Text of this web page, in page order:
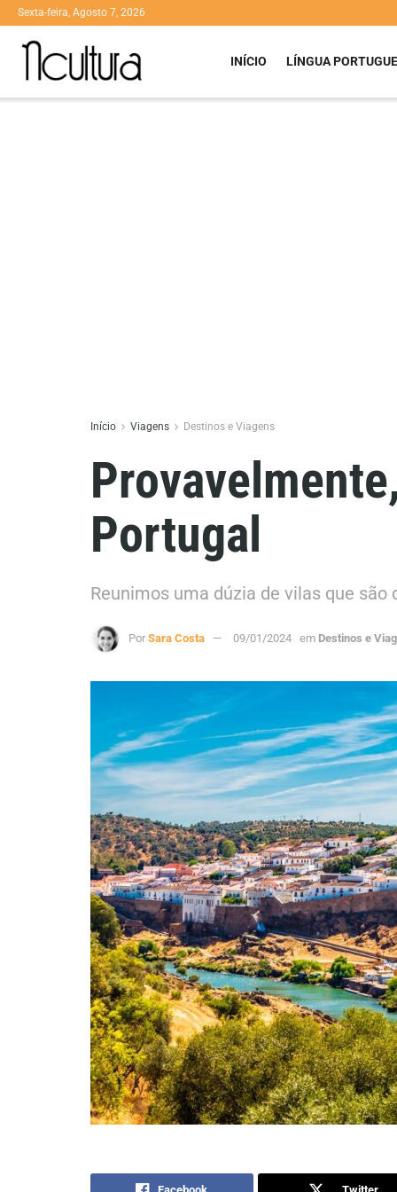
Sexta-feira, Agosto 7, 2026
INÍCIO LÍNGUA
Início Viagens Destinos e Viagens
Portugal
Reunimos uma dúzia de vilas que
Por Sara Costa 09/01/2024 em Destinos e